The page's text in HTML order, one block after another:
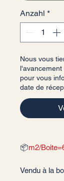
Anzahl *
Nous vous
pour vous
date de
📦m2/
Vendu à la